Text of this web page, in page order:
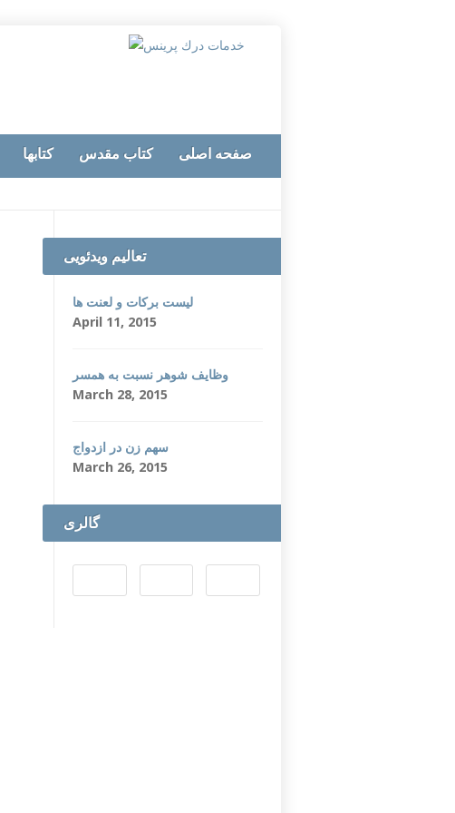
کتابها کتاب مقدس صفحه اصلی
تعالیم ویدئویی
لیست برکات و لعنت ها
April 11, 2015
وظایف شوهر نسبت به همسر
March 28, 2015
سهم زن در ازدواج
March 26, 2015
گالری